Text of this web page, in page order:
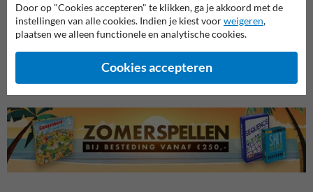
Parkeerborden elektrische
auto
Entree- en toegangsborden
Eigen terrein borden
Door op "Cookies accepteren" te klikken, ga je akkoord met de
instellingen van alle cookies. Indien je kiest voorweigeren,
plaatsen we alleen functionele en analytische cookies.
Cookies accepteren